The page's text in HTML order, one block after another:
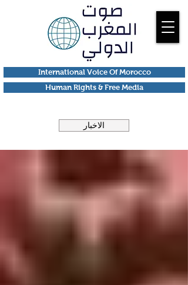
Human Rights & Free Media
International Voice Of Morocco
الاخبار